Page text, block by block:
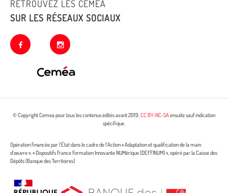
RETROUVEZ LES CEMEA
SUR LES RÉSEAUX SOCIAUX
facebook instagram
© Copyright Cemea pour tous les contenus édités avant 2019.CC BY-NC-SAensuite sauf indication
spécifique.
Opération financée par l’État dans le cadre de l’Action « Adaptation et qualification de la main
d’œuvre », « Dispositifs France Formation Innovante NUMérique (DEFFINUM) », opéré par la Caisse des
Dépôts (Banque des Territoires)